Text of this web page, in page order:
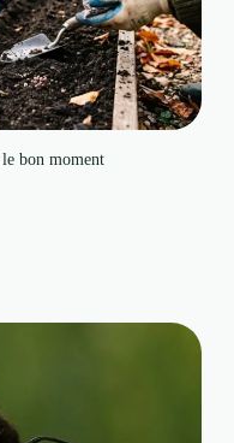
bon moment